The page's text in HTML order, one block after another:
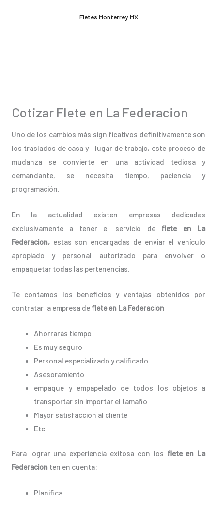
Fletes Monterrey MX
Cotizar Flete en La Federacion
Uno de los cambios más significativos definitivamente son
los traslados de casa y lugar de trabajo, este proceso de
mudanza se convierte en una actividad tediosa y
demandante, se necesita tiempo, paciencia y
programación.
En la actualidad existen empresas dedicadas
exclusivamente a tener el servicio deflete en La
Federacion,estas son encargadas de enviar el vehículo
apropiado y personal autorizado para envolver o
empaquetar todas las pertenencias.
Te contamos los beneficios y ventajas obtenidos por
contratar la empresa de flete en La Federacion
Ahorrarás tiempo
Es muy seguro
Personal especializado y calificado
Asesoramiento
empaque y empapelado de todos los objetos a
transportar sin importar el tamaño
Mayor satisfacción al cliente
Etc.
Para lograr una experiencia exitosa con los flete en La
Federacion ten en cuenta:
Planifica